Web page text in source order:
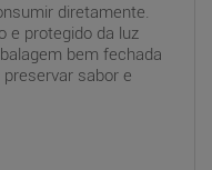
diretamente.
e protegido da luz
bem fechada
sabor e